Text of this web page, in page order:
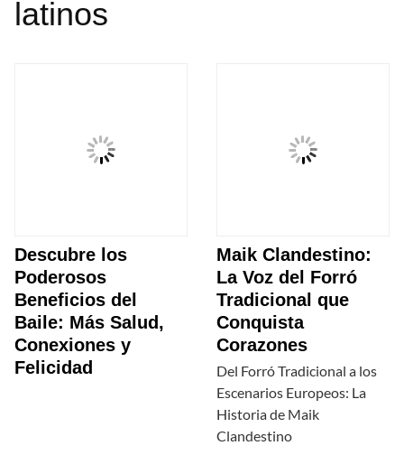
latinos
Descubre los
Poderosos
Beneficios del
Baile: Más Salud,
Conexiones y
Felicidad
Maik Clandestino:
La Voz del Forró
Tradicional que
Conquista
Corazones
Del Forró Tradicional a los
Escenarios Europeos: La
Historia de Maik
Clandestino